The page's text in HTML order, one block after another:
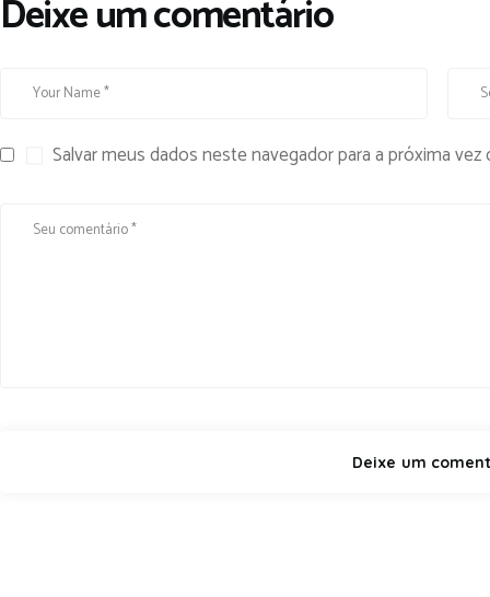
Deixe um comentário
Salvar meus dados neste navegador para a próxima